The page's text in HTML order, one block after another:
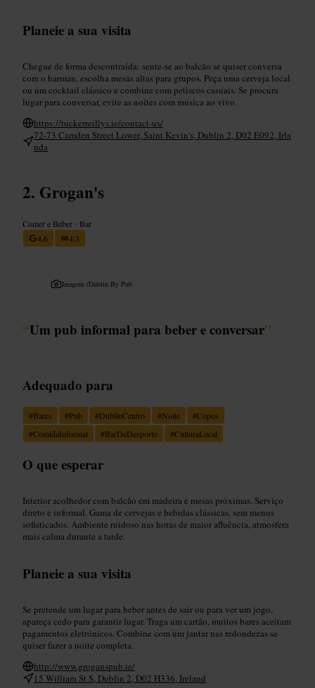
Planeie a sua visita
Chegue de forma descontraída: sente-se ao balcão se quiser conversa
com o barman, escolha mesas altas para grupos. Peça uma cerveja local
ou um cocktail clássico e combine com petiscos casuais. Se procura
lugar para conversar, evite as noites com música ao vivo.
https://tuckerreillys.ie/contact-us/
72-73 Camden Street Lower, Saint Kevin's, Dublin 2, D02 E092, Irla
nda
Grogan's
Comer e Beber • Bar
4,6
4,3
Imagem /Dublin By Pub
“Um pub informal para beber e conversar”
Adequado para
#Bares #Pub #DublinCentro #Noite #Copos
#ComidaInformal #BarDeDesporto #CulturaLocal
O que esperar
Interior acolhedor com balcão em madeira e mesas próximas. Serviço
direto e informal. Gama de cervejas e bebidas clássicas, sem menus
sofisticados. Ambiente ruidoso nas horas de maior afluência, atmosfera
mais calma durante a tarde.
Planeie a sua visita
Se pretende um lugar para beber antes de sair ou para ver um jogo,
apareça cedo para garantir lugar. Traga um cartão, muitos bares aceitam
pagamentos eletrónicos. Combine com um jantar nas redondezas se
quiser fazer a noite completa.
http://www.groganspub.ie/
15 William St S, Dublin 2, D02 H336, Ireland